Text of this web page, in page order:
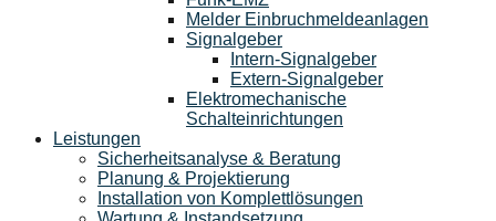
Melder Einbruchmeldeanlagen
Signalgeber
Intern-Signalgeber
Extern-Signalgeber
Elektromechanische
Schalteinrichtungen
Leistungen
Sicherheitsanalyse & Beratung
Planung & Projektierung​
Installation von Komplettlösungen